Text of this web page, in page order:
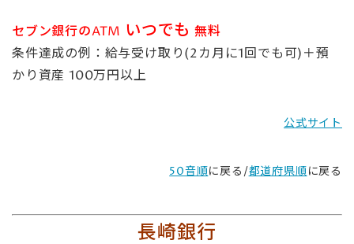
セブン銀行のATM いつでも 無料
条件達成の例：給与受け取り(2カ月に1回でも可)＋預
かり資産 100万円以上
公式サイト
50音順に戻る/都道府県順に戻る
長崎銀行